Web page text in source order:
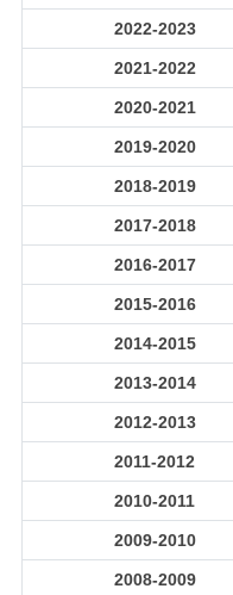
2022-2023
2021-2022
2020-2021
2019-2020
2018-2019
2017-2018
2016-2017
2015-2016
2014-2015
2013-2014
2012-2013
2011-2012
2010-2011
2009-2010
2008-2009